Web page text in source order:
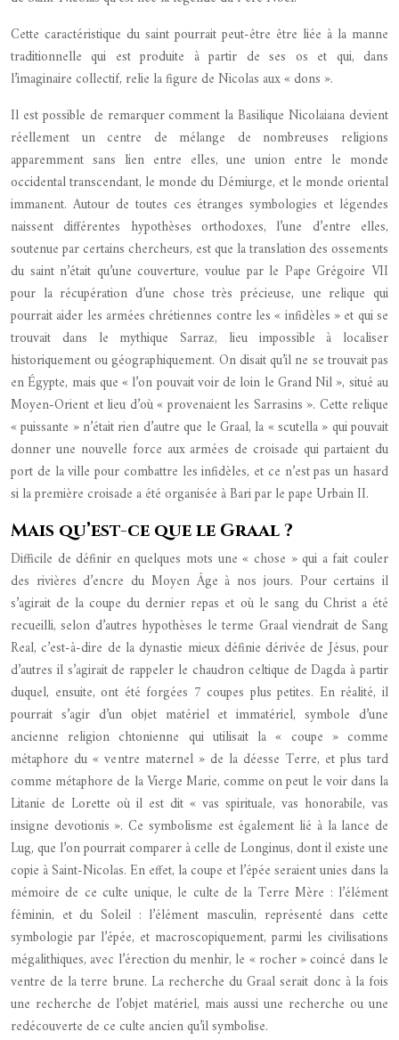
Cette caractéristique du saint pourrait peut-être être liée à la manne
traditionnelle qui est produite à partir de ses os et qui, dans
l’imaginaire collectif, relie la figure de Nicolas aux « dons ».
Il est possible de remarquer comment la Basilique Nicolaiana devient
réellement un centre de mélange de nombreuses religions
apparemment sans lien entre elles, une union entre le monde
occidental transcendant, le monde du Démiurge, et le monde oriental
immanent. Autour de toutes ces étranges symbologies et légendes
naissent différentes hypothèses orthodoxes, l’une d’entre elles,
soutenue par certains chercheurs, est que la translation des ossements
du saint n’était qu’une couverture, voulue par le Pape Grégoire VII
pour la récupération d’une chose très précieuse, une relique qui
pourrait aider les armées chrétiennes contre les « infidèles » et qui se
trouvait dans le mythique Sarraz, lieu impossible à localiser
historiquement ou géographiquement. On disait qu’il ne se trouvait pas
en Égypte, mais que « l’on pouvait voir de loin le Grand Nil », situé au
Moyen-Orient et lieu d’où « provenaient les Sarrasins ». Cette relique
« puissante » n’était rien d’autre que le Graal, la « scutella » qui pouvait
donner une nouvelle force aux armées de croisade qui partaient du
port de la ville pour combattre les infidèles, et ce n’est pas un hasard
si la première croisade a été organisée à Bari par le pape Urbain II.
Mais qu’est-ce que le Graal ?
Difficile de définir en quelques mots une « chose » qui a fait couler
des rivières d’encre du Moyen Âge à nos jours. Pour certains il
s’agirait de la coupe du dernier repas et où le sang du Christ a été
recueilli, selon d’autres hypothèses le terme Graal viendrait de Sang
Real, c’est-à-dire de la dynastie mieux définie dérivée de Jésus, pour
d’autres il s’agirait de rappeler le chaudron celtique de Dagda à partir
duquel, ensuite, ont été forgées 7 coupes plus petites. En réalité, il
pourrait s’agir d’un objet matériel et immatériel, symbole d’une
ancienne religion chtonienne qui utilisait la « coupe » comme
métaphore du « ventre maternel » de la déesse Terre, et plus tard
comme métaphore de la Vierge Marie, comme on peut le voir dans la
Litanie de Lorette où il est dit « vas spirituale, vas honorabile, vas
insigne devotionis ». Ce symbolisme est également lié à la lance de
Lug, que l’on pourrait comparer à celle de Longinus, dont il existe une
copie à Saint-Nicolas. En effet, la coupe et l’épée seraient unies dans la
mémoire de ce culte unique, le culte de la Terre Mère : l’élément
féminin, et du Soleil : l’élément masculin, représenté dans cette
symbologie par l’épée, et macroscopiquement, parmi les civilisations
mégalithiques, avec l’érection du menhir, le « rocher » coincé dans le
ventre de la terre brune. La recherche du Graal serait donc à la fois
une recherche de l’objet matériel, mais aussi une recherche ou une
redécouverte de ce culte ancien qu’il symbolise.